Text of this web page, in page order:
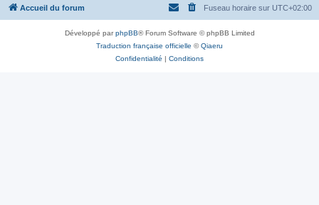
Accueil du forum Fuseau horaire sur UTC+02:00
Développé parphpBB® Forum Software © phpBB Limited
Traduction française officielle ©Qiaeru
Confidentialité | Conditions